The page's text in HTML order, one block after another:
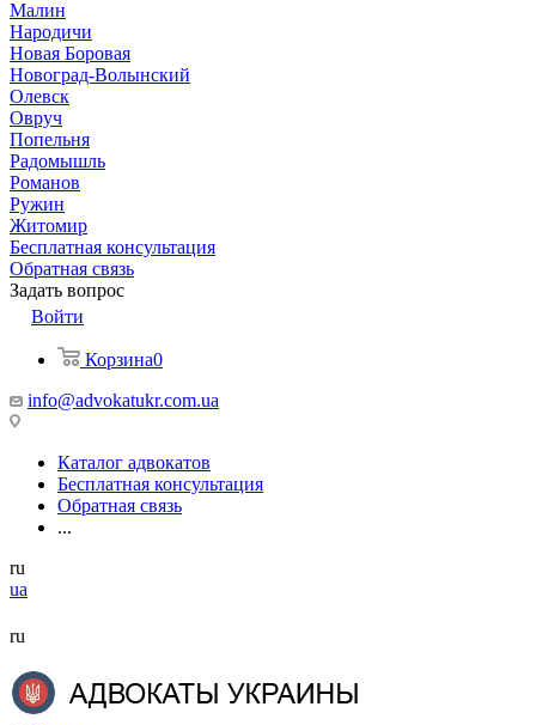
Малин
Народичи
Новая Боровая
Новоград-Волынский
Олевск
Овруч
Попельня
Радомышль
Романов
Ружин
Житомир
Бесплатная консультация
Обратная связь
Задать вопрос
Войти
Корзина0
info@advokatukr.com.ua
Каталог адвокатов
Бесплатная консультация
Обратная связь
...
ru
ua
ru